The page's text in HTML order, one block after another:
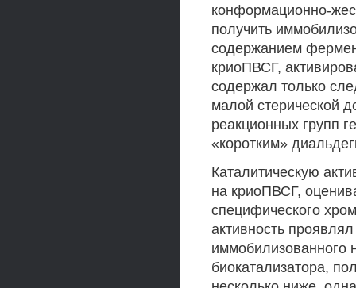
конформационно-
получить
содержанием
криоПВСГ,
содержал только
малой стерической
реакционных групп
«коротким»
Каталитическую
на криоПВСГ,
специфического
активность
иммобилизованного
биокатализатора,